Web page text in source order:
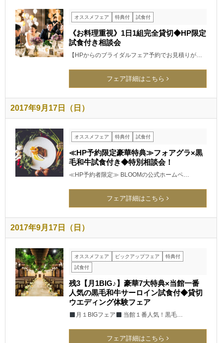
オススメフェア 特典付 試食付
《お料理重視》1日1組完全貸切◆HP限定
試食付き相談会
【HPからのブライダルフェア予約でお見積りが…
フェア詳細はこちら
2017年9月17日（日）
オススメフェア 特典付 試食付
≪HP予約限定豪華特典≫フォアグラ×黒
毛和牛試食付き◆特別相談会！
≪HP予約者限定≫ BLOOMの公式ホームペ…
フェア詳細はこちら
2017年9月17日（日）
オススメフェア ピックアップフェア
特典付
試食付
残3【月1BIG♪】豪華7大特典×当館一番
人気の黒毛和牛サーロイン試食付◆貸切
ウエディング体験フェア
月１BIGフェア 当館１番人気！黒毛…
フェア詳細はこちら